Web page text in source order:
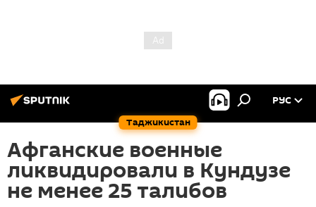
Таджикистан
РУС
Афганские военные
ликвидировали в Кундузе
не менее 25 талибов